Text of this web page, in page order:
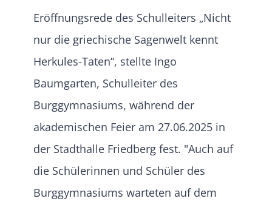
Eröffnungsrede des Schulleiters „Nicht
nur die griechische Sagenwelt kennt
Herkules-Taten“, stellte Ingo
Baumgarten, Schulleiter des
Burggymnasiums, während der
akademischen Feier am 27.06.2025 in
der Stadthalle Friedberg fest. "Auch auf
die Schülerinnen und Schüler des
Burggymnasiums warteten auf dem